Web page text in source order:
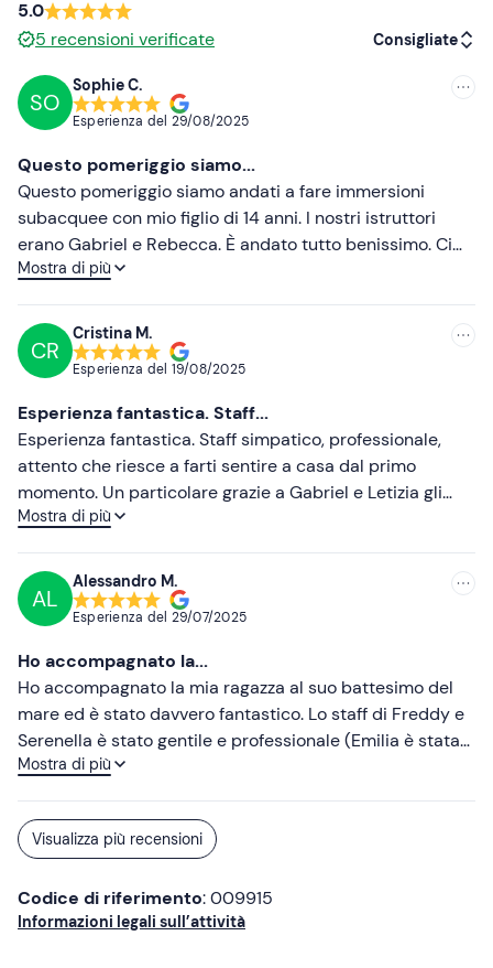
accompagnatori è soggetta alla disponibilità dei posti
sulla barca.
Abbigliamento consigliato
Costume da bagno
Non dimenticare di portare
Asciugamano
5.0
5 recensioni verificate Consigliate
Meno recenti
Più alte
SO
Sophie C.
Esperienza del 29/08/2025
Questo pomeriggio siamo...
Questo pomeriggio siamo andati a fare immersioni
subacquee con mio figlio di 14 anni. I nostri istruttori
erano Gabriel e Rebecca. È andato tutto benissimo. Ci
hanno spiegato tutto in modo chiaro, e anche in
una profondità di 10 metri. Abbiamo chiesto di ripetere
l'immersione il giorno dopo perché ci siamo divertiti
tantissimo!
Mostra di più
CR
Cristina M.
Esperienza del 19/08/2025
Esperienza fantastica. Staff...
Esperienza fantastica. Staff simpatico, professionale,
attento che riesce a farti sentire a casa dal primo
momento. Un particolare grazie a Gabriel e Letizia gli
istruttori che hanno accompagnato me e mio padre
Letizia con la sua pazienza e professionalità è riuscita a
farmi immergere malgrado qualche difficoltà iniziale.
Torneremo sicuramente. Grazie di tutto porteremo per
sempre questa esperienza nel cuore!
Mostra di più
AL
Alessandro M.
Esperienza del 29/07/2025
Ho accompagnato la...
Ho accompagnato la mia ragazza al suo battesimo del
mare ed è stato davvero fantastico. Lo staff di Freddy e
Serenella è stato gentile e professionale (Emilia è stata
super disponibile), ed infatti lei si è sentita subito
Blu dive assolutamente da provare!!
Mostra di più
Visualizza più recensioni
Codice di riferimento: 009915
Informazioni legali sull’attività